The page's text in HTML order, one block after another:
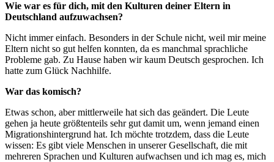
Wie war es für dich, mit den Kulturen deiner Eltern in
Deutschland aufzuwachsen?
Nicht immer einfach. Besonders in der Schule nicht, weil mir meine
Eltern nicht so gut helfen konnten, da es manchmal sprachliche
Probleme gab. Zu Hause haben wir kaum Deutsch gesprochen. Ich
hatte zum Glück Nachhilfe.
War das komisch?
Etwas schon, aber mittlerweile hat sich das geändert. Die Leute
gehen ja heute größtenteils sehr gut damit um, wenn jemand einen
Migrationshintergrund hat. Ich möchte trotzdem, dass die Leute
wissen: Es gibt viele Menschen in unserer Gesellschaft, die mit
mehreren Sprachen und Kulturen aufwachsen und ich mag es, mich